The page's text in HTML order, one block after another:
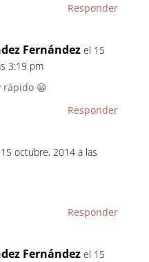
Responder
Fernández el 15
3:19 pm
rápido 😀
Responder
octubre, 2014 a las
Responder
Fernández el 15